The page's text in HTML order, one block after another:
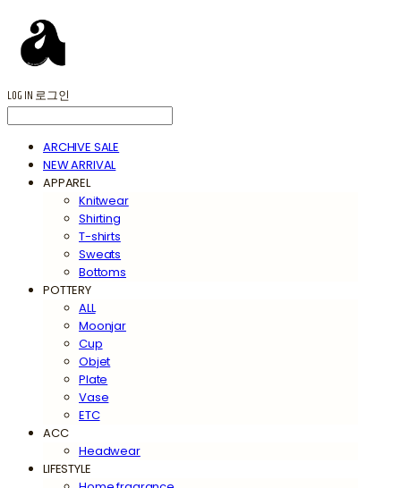
LOG IN 로그인
ARCHIVE SALE
NEW ARRIVAL
APPAREL
Knitwear
Shirting
T-shirts
Sweats
Bottoms
POTTERY
ALL
Moonjar
Cup
Objet
Plate
Vase
ETC
ACC
Headwear
LIFESTYLE